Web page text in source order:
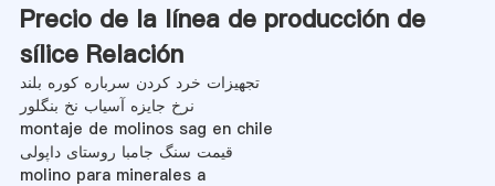
Precio de la línea de producción de
sílice Relación
تجهیزات خرد کردن سرباره کوره بلند
نرخ جایزه آسیاب نخ بنگلور
montaje de molinos sag en chile
قیمت سنگ جامبا روستای داپولی
molino para minerales a